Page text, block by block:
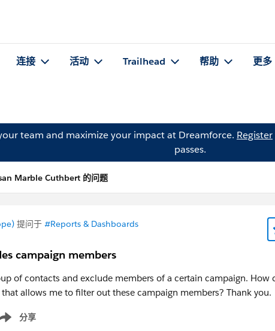
连接 活动 Trailhead 帮助 更多
team and maximize your impact at Dreamforce. Register
passes.
Marble Cuthbert 的问题
提问于 #Reports & Dashboards
campaign members
of contacts and exclude members of a certain campaign. How
allows me to filter out these campaign members? Thank you.
分享
menu